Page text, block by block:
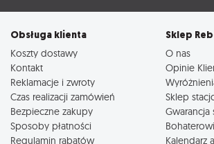
Obsługa klienta
Koszty dostawy
Kontakt
Reklamacje i zwroty
Czas realizacji zamówień
Bezpieczne zakupy
Sposoby płatności
Regulamin rabatów
Sklep
O nas
Opinie
Sklep
Gwarancja
Kalendarz